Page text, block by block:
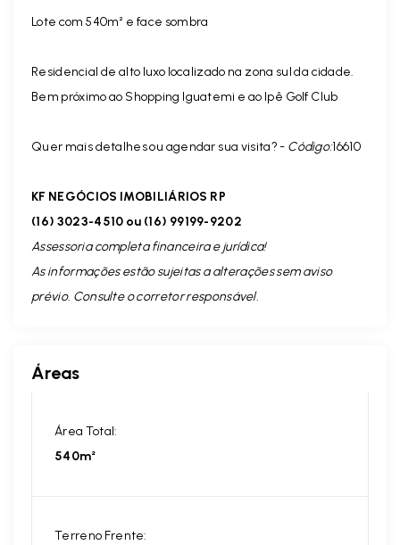
Lote com 540m² e face sombra
Residencial de alto luxo localizado na zona sul da cidade.
Bem próximo ao Shopping Iguatemi e ao Ipê Golf Club
Quer mais detalhes ou agendar sua visita? - Código:16610
KF NEGÓCIOS IMOBILIÁRIOS RP
(16) 3023-4510 ou (16) 99199-9202
Assessoria completa financeira e jurídica!
As informações estão sujeitas a alterações sem aviso
prévio. Consulte o corretor responsável.
Áreas
Área Total:
540m²
Terreno Frente: